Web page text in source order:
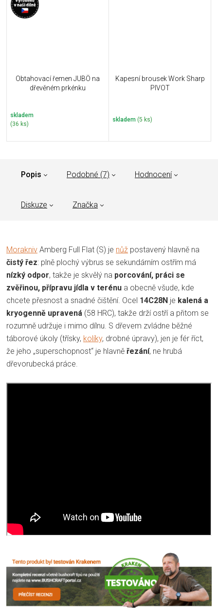
Obtahovací řemen JUBÖ na
dřevěném prkénku
skladem
(36 ks)
Kapesní brousek Work Sharp
PIVOT
skladem (5 ks)
Popis Podobné (7) Hodnocení
Diskuze Značka
Morakniv Amberg Full Flat (S) je nůž postavený hlavně na
čistý řez: plně plochý výbrus se sekundárním ostřím má
nízký odpor, takže je skvělý na porcování, práci se
zvěřinou, přípravu jídla v terénu a obecně všude, kde
chcete přesnost a snadné čištění. Ocel 14C28N je kalená a
kryogenně upravená (58 HRC), takže drží ostří a přitom se
rozumně udržuje i mimo dílnu. S dřevem zvládne běžné
táborové úkoly (třísky, kolíky, drobné úpravy), jen je fér říct,
že jeho „superschopnost“ je hlavně řezání, ne hrubá
dřevorubecká práce.